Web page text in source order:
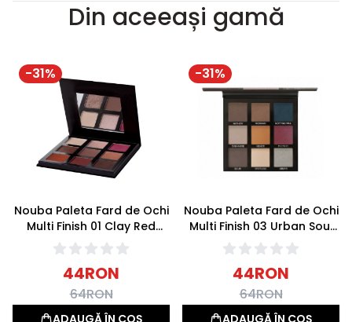
Din aceeași gamă
-31%
Nouba Paleta Fard de Ochi
Multi Finish 01 Clay Red
15.3g
44RON
64RON
ADAUGĂ ÎN COȘ
-31%
Nouba Paleta Fard de Ochi
Multi Finish 03 Urban Soul
15.3g
44RON
64RON
ADAUGĂ ÎN COȘ